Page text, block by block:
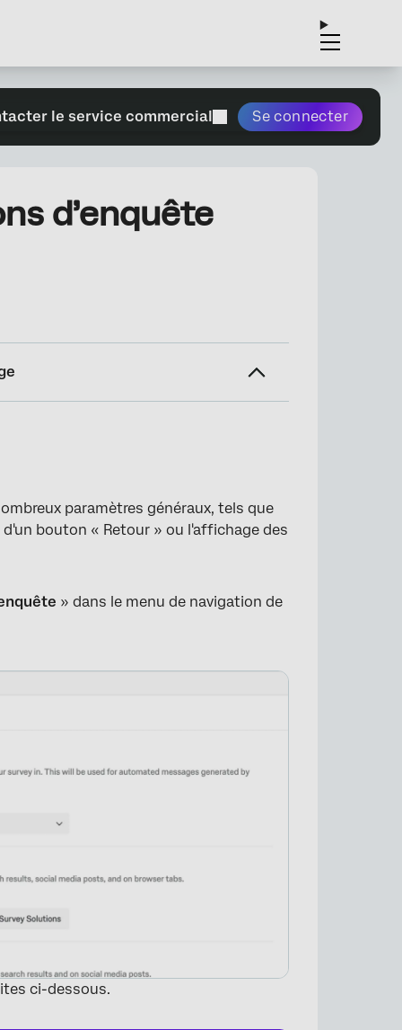
le service commercial Se connecter
d’enquête
paramètres généraux, tels que
bouton « Retour » ou l'affichage des
» dans le menu de navigation de
ci-dessous.